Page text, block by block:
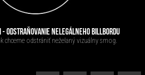
ODSTRAŇOVANIE NELEGÁLNEHO BILLBORDU
chceme odstrániť neželaný vizuálny smog.